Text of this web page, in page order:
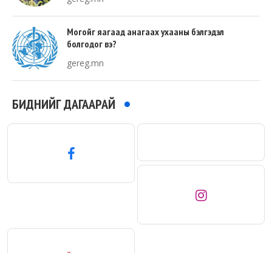
Могойг яагаад анагаах ухааны бэлгэдэл
болгодог вэ?
gereg.mn
БИДНИЙГ ДАГААРАЙ